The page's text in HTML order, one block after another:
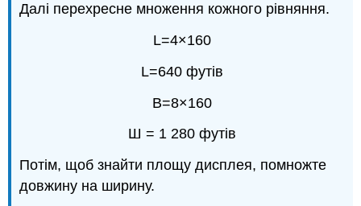
Далі перехресне множення кожного рівняння.
L=4×160
L=640 футів
В=8×160
Ш = 1 280 футів
Потім, щоб знайти площу дисплея, помножте
довжину на ширину.